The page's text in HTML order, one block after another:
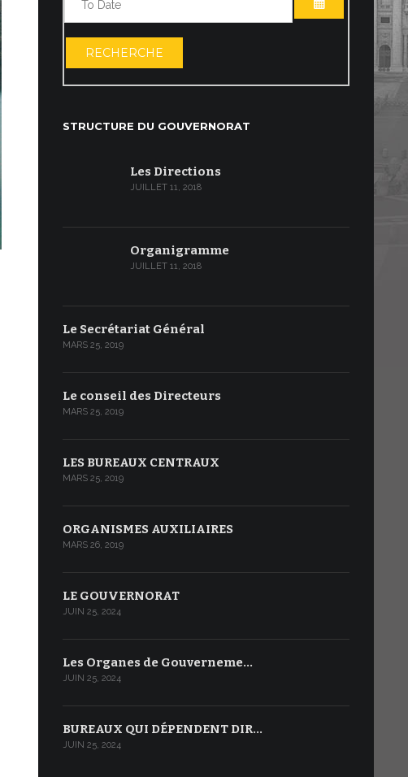
OUVRIR LE
RECHERCHE
STRUCTURE DU GOUVERNORAT
Les Directions
JUILLET 11, 2018
Organigramme
JUILLET 11, 2018
Le Secrétariat Général
MARS 25, 2019
Le conseil des Directeurs
MARS 25, 2019
LES BUREAUX CENTRAUX
MARS 25, 2019
ORGANISMES AUXILIAIRES
MARS 26, 2019
LE GOUVERNORAT
JUIN 25, 2024
Les Organes de Gouverneme…
JUIN 25, 2024
BUREAUX QUI DÉPENDENT DIR…
JUIN 25, 2024